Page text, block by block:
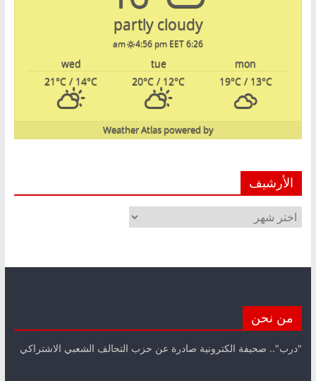
partly cloudy
6:26 am
4:56 pm EET
mon
tue
wed
19°C/ 13°C
20°C / 12°C
21°C / 14°C
powered by
Weather Atlas
الأرشيف
الأرشيف
من نحن
"درب".. صحيفة الكترونية صادرة عن حزب التحالف الشعبي الاشتراكي